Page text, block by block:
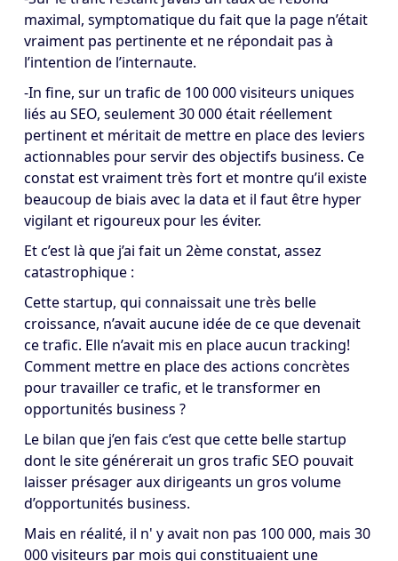
maximal, symptomatique du fait que la page n’était
vraiment pas pertinente et ne répondait pas à
l’intention de l’internaute.
-In fine, sur un trafic de 100 000 visiteurs uniques
liés au SEO, seulement 30 000 était réellement
pertinent et méritait de mettre en place des leviers
actionnables pour servir des objectifs business. Ce
constat est vraiment très fort et montre qu’il existe
beaucoup de biais avec la data et il faut être hyper
vigilant et rigoureux pour les éviter.
Et c’est là que j’ai fait un 2ème constat, assez
catastrophique :
Cette startup, qui connaissait une très belle
croissance, n’avait aucune idée de ce que devenait
ce trafic. Elle n’avait mis en place aucun tracking!
Comment mettre en place des actions concrètes
pour travailler ce trafic, et le transformer en
opportunités business ?
Le bilan que j’en fais c’est que cette belle startup
dont le site générerait un gros trafic SEO pouvait
laisser présager aux dirigeants un gros volume
d’opportunités business.
Mais en réalité, il n' y avait non pas 100 000, mais 30
000 visiteurs par mois qui constituaient une